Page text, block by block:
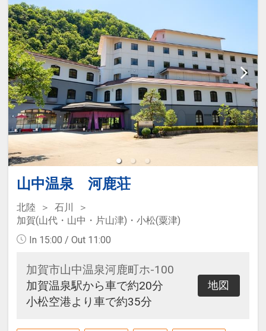
山中温泉 河鹿荘
北陸
石川
加賀(山代・山中・片山津)・小松(粟津)
In 15:00 / Out 11:00
加賀市山中温泉河鹿町ホ-100
加賀温泉駅から車で約20分
小松空港より車で約35分
地図